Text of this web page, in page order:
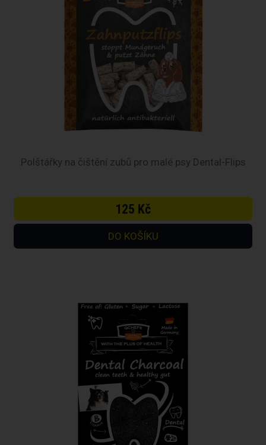
Polštářky na čištění zubů pro malé psy Dental-Flips
125 Kč